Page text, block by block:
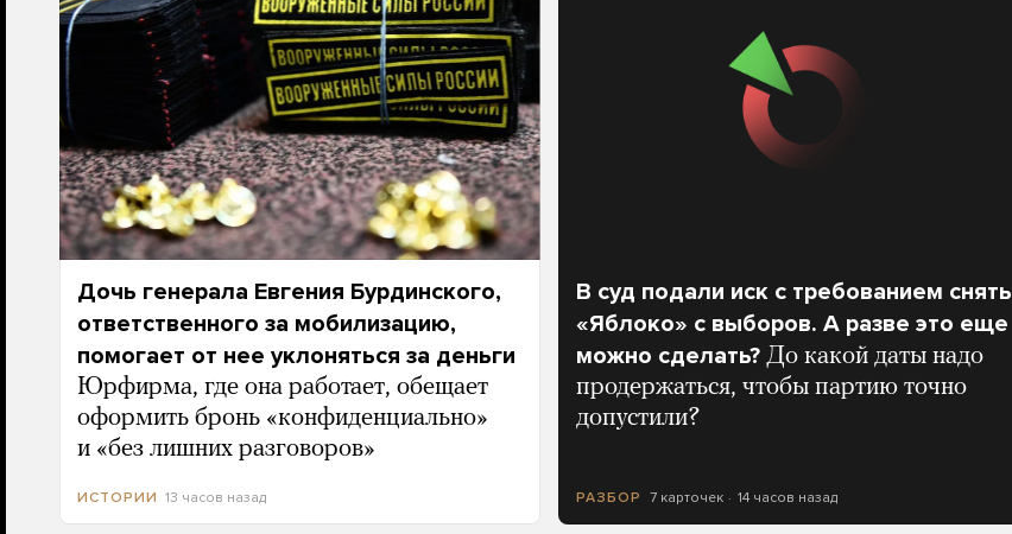
Дочь генерала Евгения Бурдинского,
ответственного за мобилизацию,
помогает от нее уклоняться за деньги
Юрфирма, где она работает, обещает
оформить бронь «конфиденциально»
и «без лишних разговоров»
ИСТОРИИ 13 часов назад
В суд подали иск с требованием снять
«Яблоко» с выборов. А разве это еще
можно сделать? До какой даты надо
продержаться, чтобы партию точно
допустили?
РАЗБОР 7 карточек 14 часов назад